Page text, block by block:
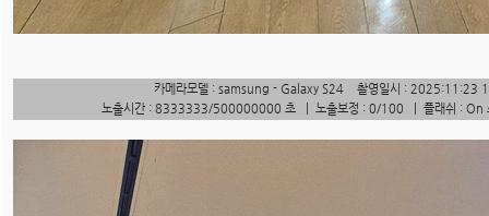
카메라모델 : samsung - Galaxy S24 촬영일시 :
노출시간 : 8333333/500000000 초 | 노출보정 : 0/100 | 플래쉬 : On